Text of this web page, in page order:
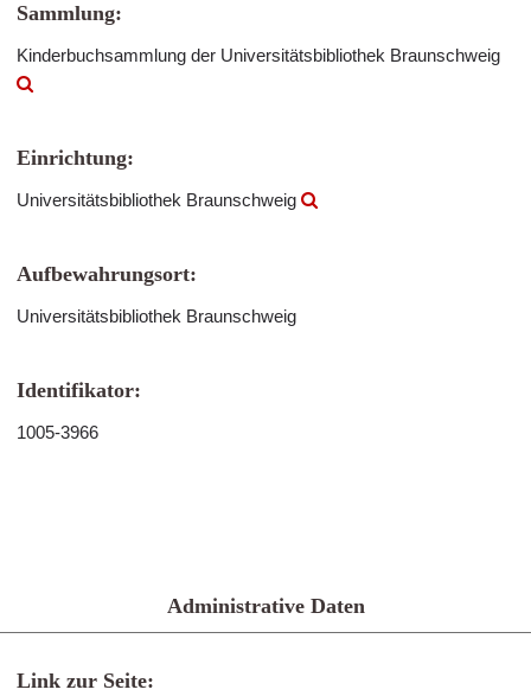
Sammlung:
Kinderbuchsammlung der Universitätsbibliothek Braunschweig
Einrichtung:
Universitätsbibliothek Braunschweig
Aufbewahrungsort:
Universitätsbibliothek Braunschweig
Identifikator:
1005-3966
Administrative Daten
Link zur Seite: